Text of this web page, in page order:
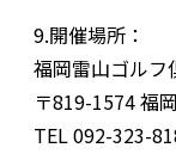
9.開催場所：
福岡雷山ゴル
〒819-1574 福
TEL 092-323-